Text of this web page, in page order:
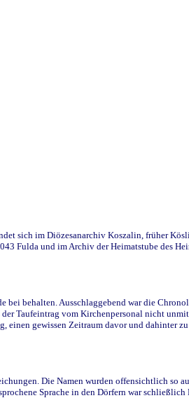
sich im Diözesanarchiv Koszalin, früher
Fulda und im Archiv der Heimatstube des
behalten. Ausschlaggebend war die
Taufeintrag vom Kirchenpersonal nicht
gewissen Zeitraum davor und dahinter
Die Namen wurden offensichtlich so
Sprache in den Dörfern war